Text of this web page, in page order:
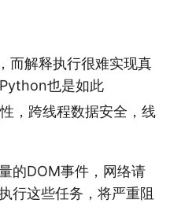
而解释执行很难实现真
也是如此
，跨线程数据安全，线
的DOM事件，网络请
行这些任务，将严重阻